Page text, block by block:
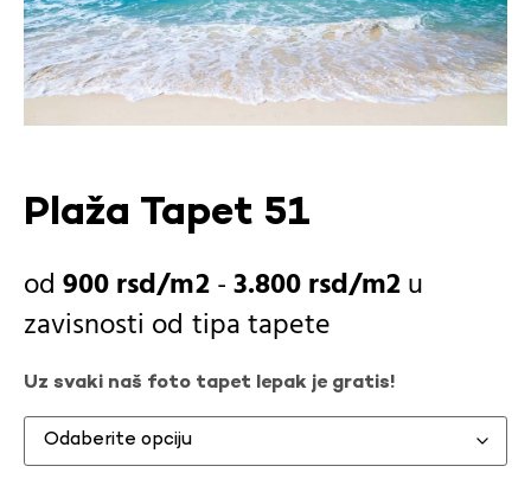
Plaža Tapet 51
900rsd -3.800rsd
u
zavisnosti od tipa tapete
Uz svaki naš foto tapet lepak je gratis!